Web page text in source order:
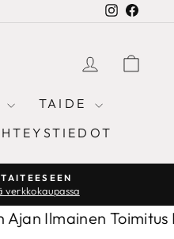
Instagram
TAIDE
Toimitus